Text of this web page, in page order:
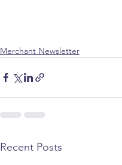
Merchant Newsletter
Recent Posts